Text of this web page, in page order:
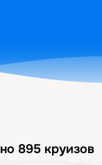
895 круизов